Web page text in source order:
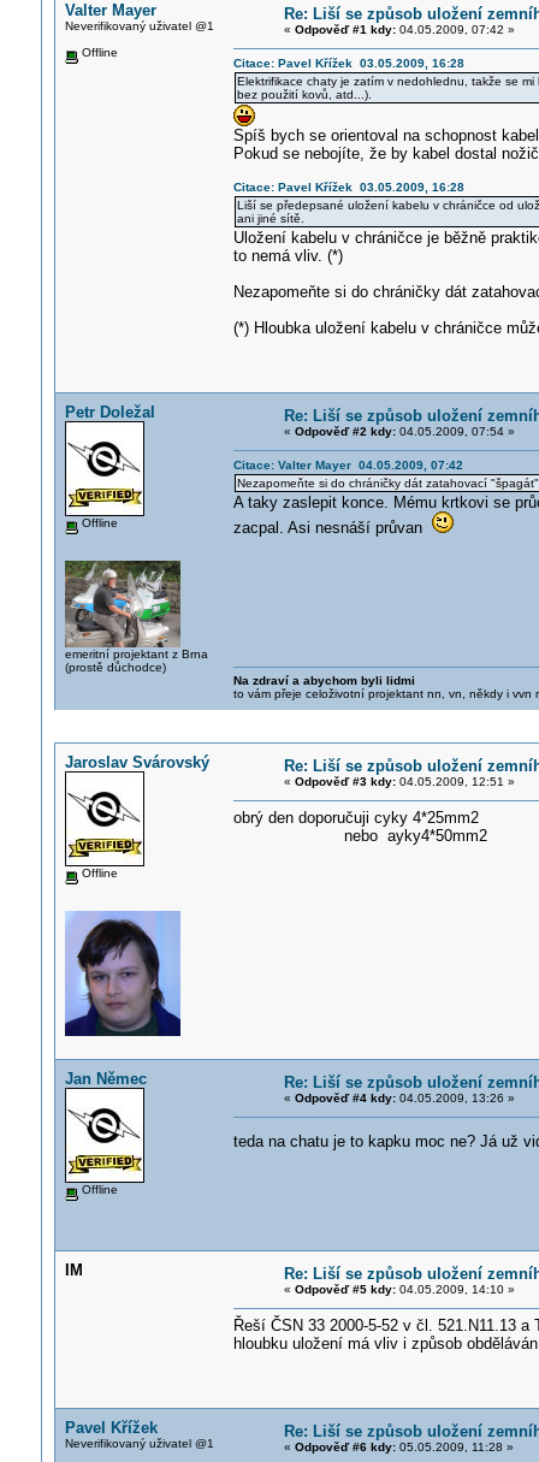
Valter Mayer
Neverifikovaný uživatel @1
Offline
Re: Liší se způsob uložení
« Odpověď #1 kdy:04.05.2009, 07:42 »
Citace: Pavel Křížek 03.05.2009, 16:28
Elektrifikace chaty je zatím v nedohlednu, takže se
bez použití kovů, atd...).
Spíš bych se orientoval na schopnost
Pokud se nebojíte, že by kabel dostal
Citace: Pavel Křížek 03.05.2009, 16:28
Liší se předepsané uložení kabelu v chráničce od
ani jiné sítě.
Uložení kabelu v chráničce je běžně
to nemá vliv. (*)
Nezapomeňte si do chráničky dát
(*) Hloubka uložení kabelu v chráničce
Petr Doležal
Offline
emeritní projektant z Brna
(prostě důchodce)
Re: Liší se způsob uložení
« Odpověď #2 kdy:04.05.2009, 07:54 »
Citace: Valter Mayer 04.05.2009, 07:42
Nezapomeňte si do chráničky dát zatahovací
A taky zaslepit konce. Mému krtkovi se
zacpal. Asi nesnáší průvan
Na zdraví a abychom byli lidmi
to vám přeje celoživotní projektant nn, vn, někdy i vvn
Jaroslav Svárovský
Offline
Re: Liší se způsob uložení
« Odpověď #3 kdy:04.05.2009, 12:51 »
obrý den doporučuji cyky 4*25mm2
nebo ayky4*50mm2
Jan Němec
Offline
Re: Liší se způsob uložení
« Odpověď #4 kdy:04.05.2009, 13:26 »
teda na chatu je to kapku moc ne? Já už
IM Re: Liší se způsob uložení
« Odpověď #5 kdy:04.05.2009, 14:10 »
Řeší ČSN 33 2000-5-52 v čl. 521.N11.13
hloubku uložení má vliv i způsob
Pavel Křížek
Neverifikovaný uživatel @1
Re: Liší se způsob uložení
« Odpověď #6 kdy:05.05.2009, 11:28 »